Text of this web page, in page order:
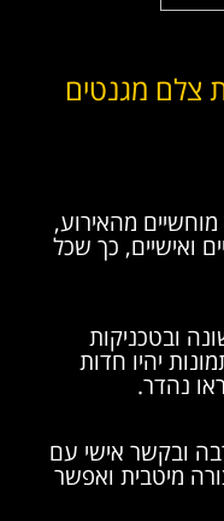
צלם מגנטים
מוחשיים מהאירוע,
ואישיים, כך שכל
ובטכניקות
יהיו חדות
נהדר.
ובקשר אישי עם
מיטבית ואפשר